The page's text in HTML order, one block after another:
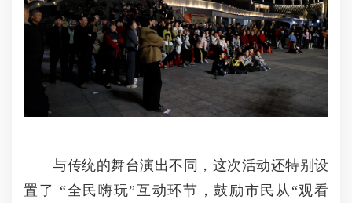
与传统的舞台演出不同，这次活动还特别设
置了 “全民嗨玩”互动环节，鼓励市民从“观看